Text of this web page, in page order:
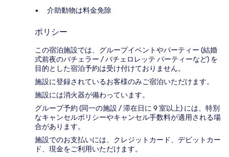
介助動物は料金免除
ポリシー
この宿泊施設では、グループイベントやパーティー (結婚
式前夜のバチェラー / バチェロレッテ パーティーなど) を
目的とした宿泊予約は受け付けておりません。
施設に登録されているお客様のみご宿泊いただけます。
施設には消火器が備わっています。
グループ予約 (同一の施設 / 滞在日に 9 室以上) には、特別
なキャンセルポリシーやキャンセル手数料が適用される場
合があります。
施設でのお支払いには、クレジットカード、デビットカー
ド、現金をご利用いただけます。